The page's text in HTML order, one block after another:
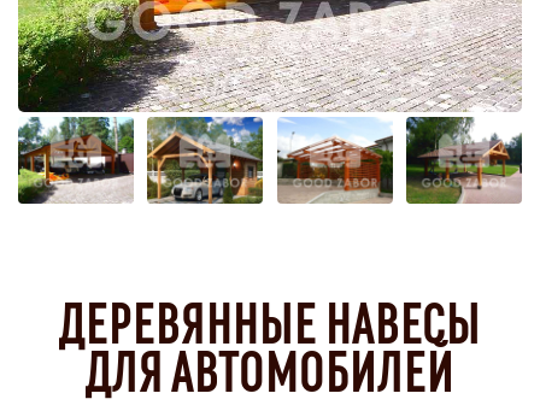
ДЕРЕВЯННЫЕ НАВЕСЫ
ДЛЯ АВТОМОБИЛЕЙ